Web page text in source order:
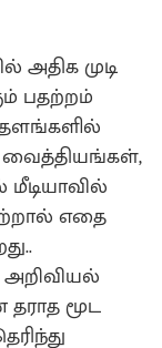
அதிக முடி
பதற்றம்
வைத்தியங்கள்,
எதை
மூட